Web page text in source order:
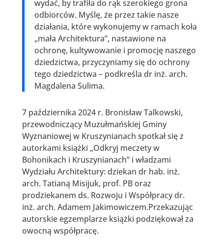
wydać, by trafiła do rąk szerokiego grona
odbiorców. Myślę, że przez takie nasze
działania, które wykonujemy w ramach koła
„mała Architektura”, nastawione na
ochronę, kultywowanie i promocję naszego
dziedzictwa, przyczyniamy się do ochrony
tego dziedzictwa – podkreśla dr inż. arch.
Magdalena Sulima.
7 października 2024 r. Bronisław Talkowski,
przewodniczący Muzułmańskiej Gminy
Wyznaniowej w Kruszynianach spotkał się z
autorkami książki „Odkryj meczety w
Bohonikach i Kruszynianach” i władzami
Wydziału Architektury: dziekan dr hab. inż.
arch. Tatianą Misijuk, prof. PB oraz
prodziekanem ds. Rozwoju i Współpracy dr.
inż. arch. Adamem Jakimowiczem.Przekazując
autorskie egzemplarze książki podziękował za
owocną współpracę.